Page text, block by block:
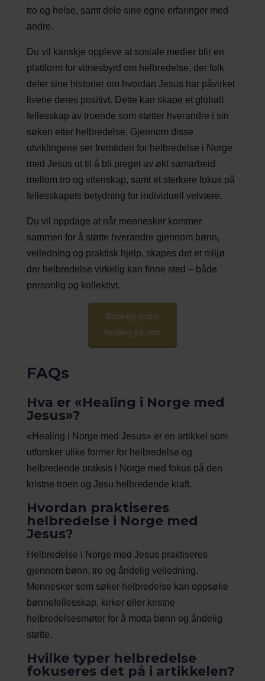
tro og helse, samt dele sine egne erfaringer med
andre.
Du vil kanskje oppleve at sosiale medier blir en
plattform for vitnesbyrd om helbredelse, der folk
deler sine historier om hvordan Jesus har påvirket
livene deres positivt. Dette kan skape et globalt
fellesskap av troende som støtter hverandre i sin
søken etter helbredelse. Gjennom disse
utviklingene ser fremtiden for helbredelse i Norge
med Jesus ut til å bli preget av økt samarbeid
mellom tro og vitenskap, samt et sterkere fokus på
fellesskapets betydning for individuell velvære.
Du vil oppdage at når mennesker kommer
sammen for å støtte hverandre gjennom bønn,
veiledning og praktisk hjelp, skapes det et miljø
der helbredelse virkelig kan finne sted – både
personlig og kollektivt.
Booking gratis
healing på nett
FAQs
Hva er «Healing i Norge med
Jesus»?
«Healing i Norge med Jesus» er en artikkel som
utforsker ulike former for helbredelse og
helbredende praksis i Norge med fokus på den
kristne troen og Jesu helbredende kraft.
Hvordan praktiseres
helbredelse i Norge med
Jesus?
Helbredelse i Norge med Jesus praktiseres
gjennom bønn, tro og åndelig veiledning.
Mennesker som søker helbredelse kan oppsøke
bønnefellesskap, kirker eller kristne
helbredelsesmøter for å motta bønn og åndelig
støtte.
Hvilke typer helbredelse
fokuseres det på i artikkelen?